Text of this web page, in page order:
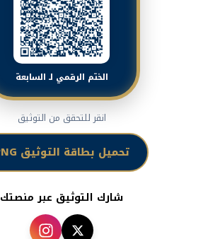
الختم الرقمي لـ السابعة
انقر للتحقق من التوثيق
تحميل بطاقة التوثيق PNG
شارك التوثيق عبر منصتك